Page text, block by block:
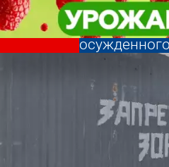
колонию за
Криминал
колонию за
Криминал
Другие
по теме
Погода
валют в